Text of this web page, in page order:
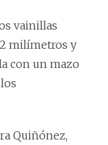
vainillas
milímetros y
con un mazo
Quiñónez,